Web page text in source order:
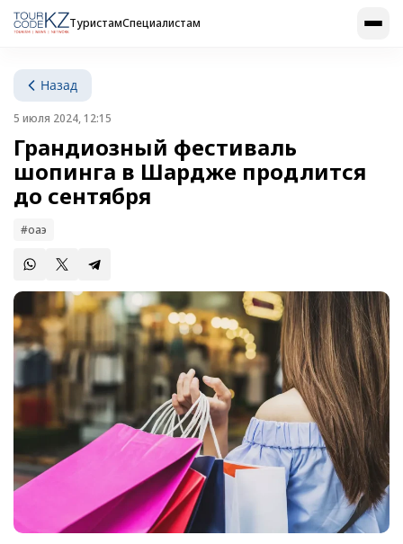
ТуристамСпециалистам
Назад
5 июля 2024, 12:15
Грандиозный фестиваль
шопинга в Шардже продлится
до сентября
#оаэ